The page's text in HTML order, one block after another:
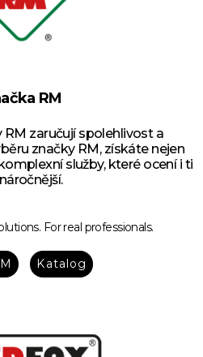
RM
zaručují spolehlivost a
značky RM, získáte nejen
služby, které ocení i ti
For real professionals.
Katalog